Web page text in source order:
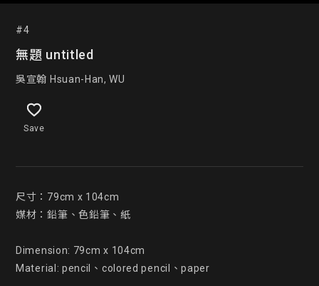
#4
無題 untitled
吳宣翰 Hsuan-Han, WU
Save
尺寸：79cm x 104cm
媒材：鉛筆、色鉛筆、紙
Dimension: 79cm x 104cm
Material: pencil、colored pencil、paper